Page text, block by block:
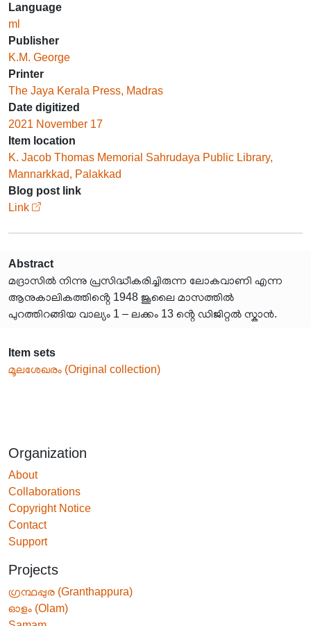
Language
ml
Publisher
K.M. George
Printer
The Jaya Kerala Press, Madras
Date digitized
2021 November 17
Item location
K. Jacob Thomas Memorial Sahrudaya Public Library,
Mannarkkad, Palakkad
Blog post link
Link
Abstract
മദ്രാസിൽ നിന്നു പ്രസിദ്ധീകരിച്ചിരുന്ന ലോകവാണി എന്ന
ആനുകാലികത്തിൻ്റെ 1948 ജൂലൈ മാസത്തിൽ
പുറത്തിറങ്ങിയ വാല്യം 1 – ലക്കം 13 ൻ്റെ ഡിജിറ്റൽ സ്കാൻ.
Item sets
മൂലശേഖരം (Original collection)
Organization
About
Collaborations
Copyright Notice
Contact
Support
Projects
ഗ്രന്ഥപ്പുര (Granthappura)
ഓളം (Olam)